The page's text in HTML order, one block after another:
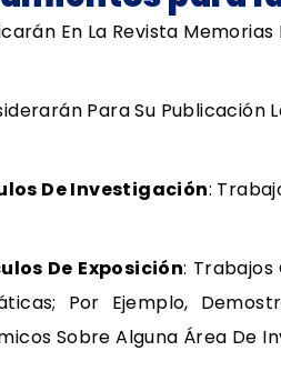
En La Revista
Para Su Publicación
De Investigación:
De Exposición: Trabajos
Por Ejemplo,
Sobre Alguna Área De